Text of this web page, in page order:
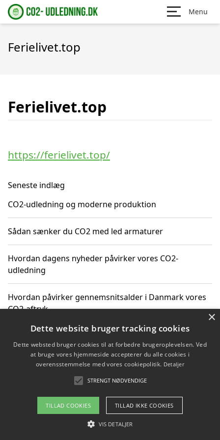
Menu
Ferielivet.top
Ferielivet.top
https://ferielivet.top/
Seneste indlæg
CO2-udledning og moderne produktion
Sådan sænker du CO2 med led armaturer
Hvordan dagens nyheder påvirker vores CO2-
udledning
Hvordan påvirker gennemsnitsalder i Danmark vores
CO2-aftryk
Hvordan nyheder om CO2-udledning påvirker vores
hverdag
Om / kontakt
Blog Betingelser
×
Dette website bruger tracking cookies
Dette websted bruger cookies til at forbedre brugeroplevelsen. Ved
at bruge vores hjemmeside accepterer du alle cookies i
overensstemmelse med vores cookiepolitik. Detaljer
STRENGT NØDVENDIGE
TILLAD COOKIES TILLAD IKKE COOKIES
VIS DETALJER